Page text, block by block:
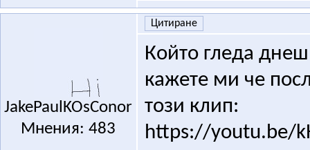
JakePaulKOsConor
Мнения: 483
Цитиране
Който гледа
кажете ми че
този клип:
https://youtu.be/